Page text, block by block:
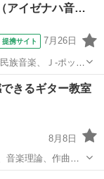
アイゼナハ音…
提携サイト 7月26日
族音楽、Ｊ-ポッ
きるギター教室
8月8日
音楽理論、作曲・